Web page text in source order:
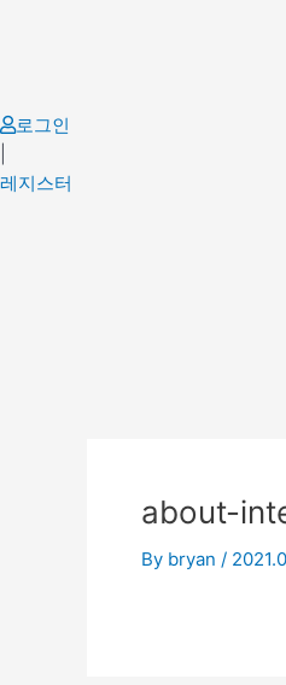
로그인
레지스터
about-
By bryan /